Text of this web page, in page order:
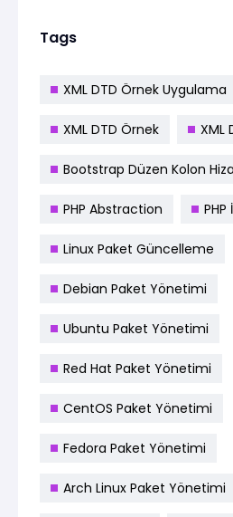
Tags
XML DTD Örnek Uygulama
XML DTD Örnek XML
Bootstrap Düzen Kolon
PHP Abstraction
Linux Paket Güncelleme
Debian Paket Yönetimi
Ubuntu Paket Yönetimi
Red Hat Paket Yönetimi
CentOS Paket Yönetimi
Fedora Paket Yönetimi
Arch Linux Paket Yönetimi